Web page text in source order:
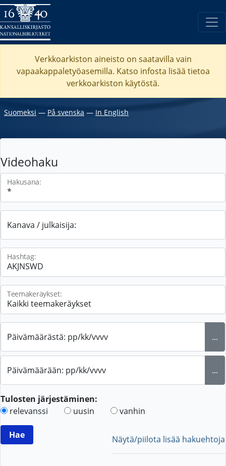
Verkkoarkiston aineisto on saatavilla vain
vapaakappaletyöasemilla. Katso infosta lisää tietoa
verkkoarkiston käytöstä.
Suomeksi ― På svenska ― In English
Videohaku
Hakusana:
Kanava / julkaisija:
Hashtag:
Teemakeräykset:
Päivämäärästä: pp/kk/vvvv ...
Päivämäärään: pp/kk/vvvv ...
Tulosten järjestäminen:
relevanssi
uusin vanhin
Näytä/piilota lisää hakuehtoja